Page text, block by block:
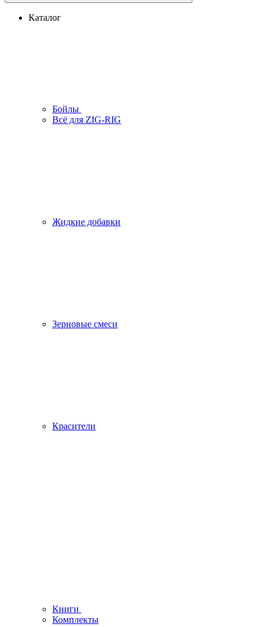
Каталог
Бойлы
Всё для ZIG-RIG
Жидкие добавки
Зерновые смеси
Красители
Книги
Комплекты